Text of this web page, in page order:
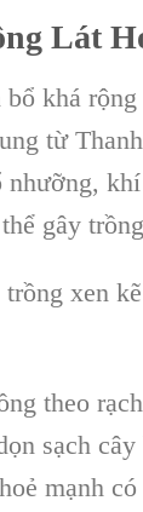
Lát
bổ khá
từ
gây
trồng xen
theo
sạch
mạnh